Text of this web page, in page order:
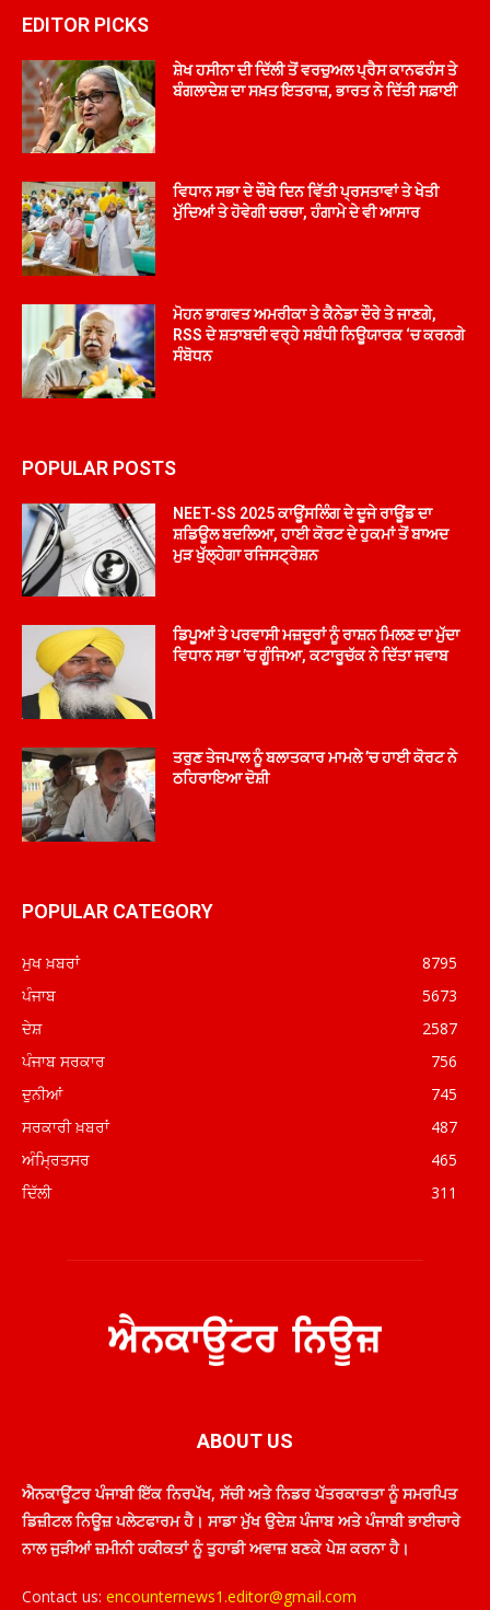
EDITOR PICKS
ਸ਼ੇਖ ਹਸੀਨਾ ਦੀ ਦਿੱਲੀ ਤੋਂ ਵਰਚੁਅਲ ਪ੍ਰੈਸ ਕਾਨਫਰੰਸ ਤੇ
ਬੰਗਲਾਦੇਸ਼ ਦਾ ਸਖ਼ਤ ਇਤਰਾਜ਼, ਭਾਰਤ ਨੇ ਦਿੱਤੀ ਸਫ਼ਾਈ
ਵਿਧਾਨ ਸਭਾ ਦੇ ਚੌਥੇ ਦਿਨ ਵਿੱਤੀ ਪ੍ਰਸਤਾਵਾਂ ਤੇ ਖੇਤੀ
ਮੁੱਦਿਆਂ ਤੇ ਹੋਵੇਗੀ ਚਰਚਾ, ਹੰਗਾਮੇ ਦੇ ਵੀ ਆਸਾਰ
ਮੋਹਨ ਭਾਗਵਤ ਅਮਰੀਕਾ ਤੇ ਕੈਨੇਡਾ ਦੌਰੇ ਤੇ ਜਾਣਗੇ,
RSS ਦੇ ਸ਼ਤਾਬਦੀ ਵਰ੍ਹੇ ਸਬੰਧੀ ਨਿਊਯਾਰਕ ‘ਚ ਕਰਨਗੇ
ਸੰਬੋਧਨ
POPULAR POSTS
NEET-SS 2025 ਕਾਊਂਸਲਿੰਗ ਦੇ ਦੂਜੇ ਰਾਊਂਡ ਦਾ
ਸ਼ਡਿਊਲ ਬਦਲਿਆ, ਹਾਈ ਕੋਰਟ ਦੇ ਹੁਕਮਾਂ ਤੋਂ ਬਾਅਦ
ਮੁੜ ਖੁੱਲ੍ਹੇਗਾ ਰਜਿਸਟ੍ਰੇਸ਼ਨ
ਡਿਪੂਆਂ ਤੇ ਪਰਵਾਸੀ ਮਜ਼ਦੂਰਾਂ ਨੂੰ ਰਾਸ਼ਨ ਮਿਲਣ ਦਾ ਮੁੱਦਾ
ਵਿਧਾਨ ਸਭਾ ’ਚ ਗੂੰਜਿਆ, ਕਟਾਰੂਚੱਕ ਨੇ ਦਿੱਤਾ ਜਵਾਬ
ਤਰੁਣ ਤੇਜਪਾਲ ਨੂੰ ਬਲਾਤਕਾਰ ਮਾਮਲੇ ’ਚ ਹਾਈ ਕੋਰਟ ਨੇ
ਠਹਿਰਾਇਆ ਦੋਸ਼ੀ
POPULAR CATEGORY
ਮੁਖ ਖ਼ਬਰਾਂ
8795
ਪੰਜਾਬ
5673
ਦੇਸ਼
2587
ਪੰਜਾਬ ਸਰਕਾਰ
756
ਦੁਨੀਆਂ
745
ਸਰਕਾਰੀ ਖ਼ਬਰਾਂ
487
ਅੰਮ੍ਰਿਤਸਰ
465
ਦਿੱਲੀ
311
ABOUT US
ਐਨਕਾਊਂਟਰ ਪੰਜਾਬੀ ਇੱਕ ਨਿਰਪੱਖ, ਸੱਚੀ ਅਤੇ ਨਿਡਰ ਪੱਤਰਕਾਰਤਾ ਨੂੰ ਸਮਰਪਿਤ
ਡਿਜ਼ੀਟਲ ਨਿਊਜ਼ ਪਲੇਟਫਾਰਮ ਹੈ। ਸਾਡਾ ਮੁੱਖ ਉਦੇਸ਼ ਪੰਜਾਬ ਅਤੇ ਪੰਜਾਬੀ ਭਾਈਚਾਰੇ
ਨਾਲ ਜੁੜੀਆਂ ਜ਼ਮੀਨੀ ਹਕੀਕਤਾਂ ਨੂੰ ਤੁਹਾਡੀ ਅਵਾਜ਼ ਬਣਕੇ ਪੇਸ਼ ਕਰਨਾ ਹੈ।
Contact us: encounternews1.editor@gmail.com